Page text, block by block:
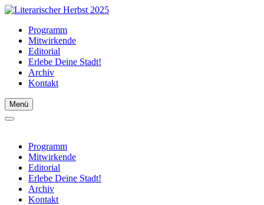
Programm
Mitwirkende
Editorial
Erlebe Deine Stadt!
Archiv
Kontakt
Menü
Programm
Mitwirkende
Editorial
Erlebe Deine Stadt!
Archiv
Kontakt